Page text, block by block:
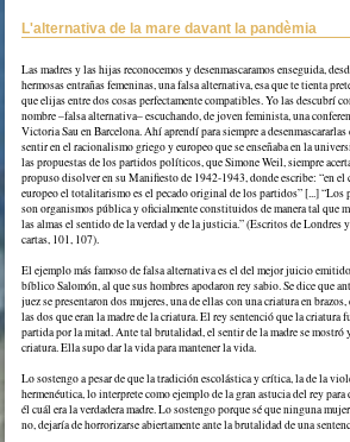
L'alternativa de la mare davant la pandèmia
Las madres y las hijas reconocemos y desenmascaramos enseguida,
hermosas entrañas femeninas, una falsa alternativa, esa que te tienta
que elijas entre dos cosas perfectamente compatibles. Yo las descubrí
nombre –falsa alternativa– escuchando, de joven feminista, una
Victoria Sau en Barcelona. Ahí aprendí para siempre a desenmascararlas
sentir en el racionalismo griego y europeo que se enseñaba en la
las propuestas de los partidos políticos, que Simone Weil, siempre
propuso disolver en su Manifiesto de 1942-1943, donde escribe: “en el
europeo el totalitarismo es el pecado original de los partidos” [...] “Los
son organismos pública y oficialmente constituidos de manera tal que
las almas el sentido de la verdad y de la justicia.” (Escritos de Londres
cartas, 101, 107).
El ejemplo más famoso de falsa alternativa es el del mejor juicio
bíblico Salomón, al que sus hombres apodaron rey sabio. Se dice que
juez se presentaron dos mujeres, una de ellas con una criatura en
las dos que eran la madre de la criatura. El rey sentenció que la criatura
partida por la mitad. Ante tal brutalidad, el sentir de la madre se mostró
criatura. Ella supo dar la vida para mantener la vida.
Lo sostengo a pesar de que la tradición escolástica y crítica, la de la
hermenéutica, lo interprete como ejemplo de la gran astucia del rey
él cuál era la verdadera madre. Lo sostengo porque sé que ninguna
no, dejaría de horrorizarse abiertamente ante la brutalidad de una